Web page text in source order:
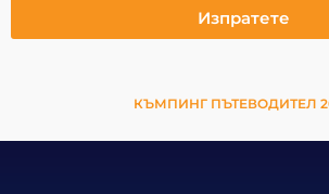
Изпратете
КЪМПИНГ ПЪТЕВОДИТЕЛ